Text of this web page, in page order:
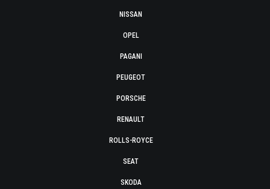
NISSAN
OPEL
PAGANI
PEUGEOT
PORSCHE
RENAULT
ROLLS-ROYCE
SEAT
SKODA